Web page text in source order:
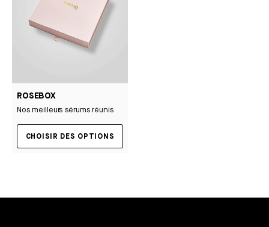
ROSEBOX
Nos meilleurs sérums réunis
CHOISIR DES OPTIONS